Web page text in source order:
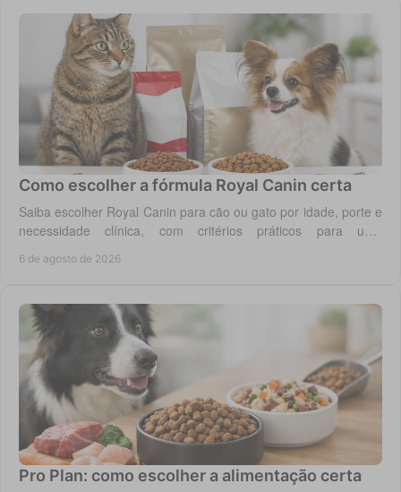
Como escolher a fórmula Royal Canin certa
Saiba escolher Royal Canin para cão ou gato por idade, porte e
necessidade clínica, com critérios práticos para uma
6 de agosto de 2026
Pro Plan: como escolher a alimentação certa